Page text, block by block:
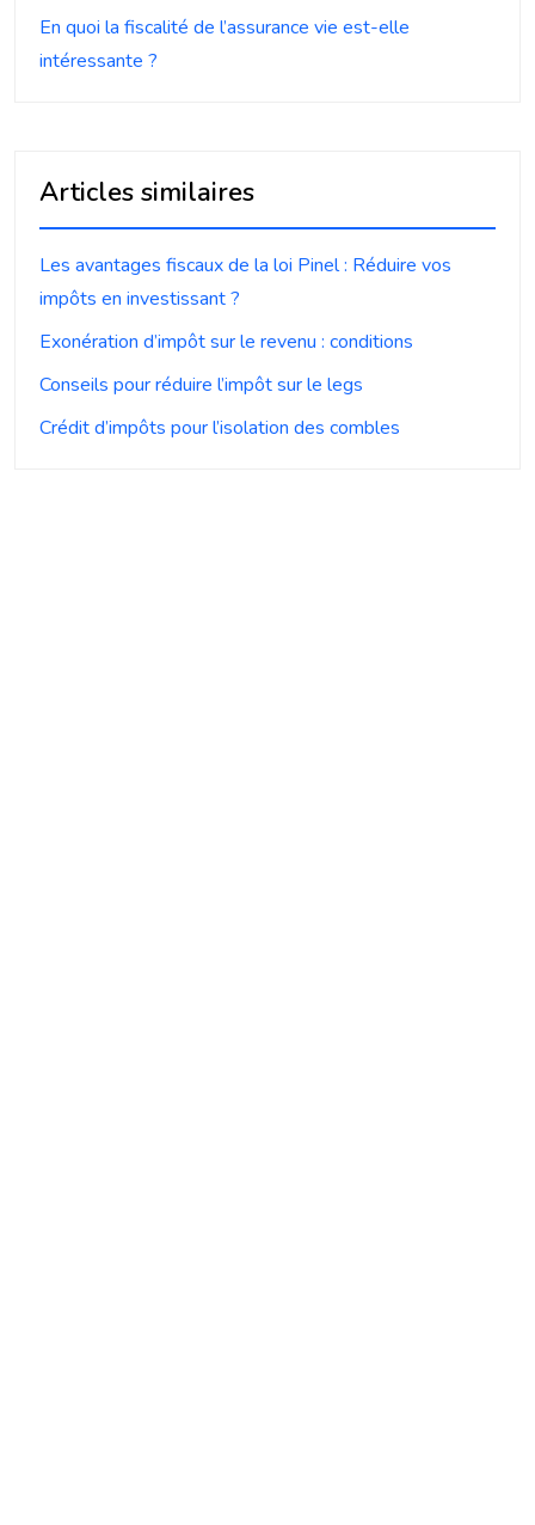
En quoi la fiscalité de l’assurance vie est-elle
intéressante ?
Articles similaires
Les avantages fiscaux de la loi Pinel : Réduire vos
impôts en investissant ?
Exonération d’impôt sur le revenu : conditions
Conseils pour réduire l’impôt sur le legs
Crédit d’impôts pour l’isolation des combles